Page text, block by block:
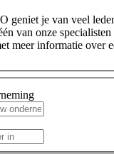
geniet je van veel
van onze
meer informatie over